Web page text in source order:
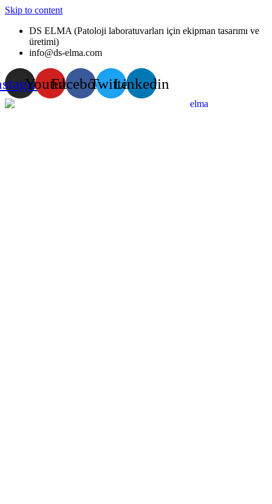
Skip to content
DS ELMA (Patoloji laboratuvarları için ekipman tasarımı ve
üretimi)
info@ds-elma.com
YoutubeFacebookTwitterLinkedin